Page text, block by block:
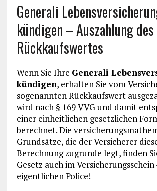
Generali
kündigen – Auszahlung des
Rückkaufswertes
Wenn Sie Ihre Generali
kündigen, erhalten Sie vom
sogenannten Rückkaufswert
wird nach § 169 VVG und damit
einer einheitlichen gesetzlichen
berechnet. Die
Grundsätze, die der Versicherer
Berechnung zugrunde legt, finden
Gesetz auch im Versicherungsschein
eigentlichen Police!